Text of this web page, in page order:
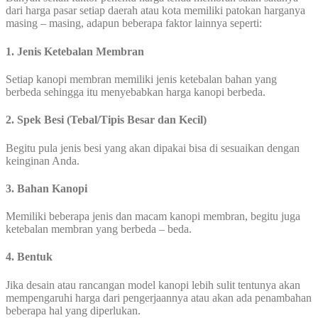
dari harga pasar setiap daerah atau kota memiliki patokan harganya
masing – masing, adapun beberapa faktor lainnya seperti:
1. Jenis Ketebalan Membran
Setiap kanopi membran memiliki jenis ketebalan bahan yang
berbeda sehingga itu menyebabkan harga kanopi berbeda.
2. Spek Besi (Tebal/Tipis Besar dan Kecil)
Begitu pula jenis besi yang akan dipakai bisa di sesuaikan dengan
keinginan Anda.
3. Bahan Kanopi
Memiliki beberapa jenis dan macam kanopi membran, begitu juga
ketebalan membran yang berbeda – beda.
4. Bentuk
Jika desain atau rancangan model kanopi lebih sulit tentunya akan
mempengaruhi harga dari pengerjaannya atau akan ada penambahan
beberapa hal yang diperlukan.